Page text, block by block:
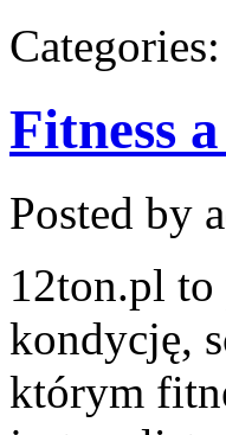
Categories:
Fitness
Posted by
12ton.pl to
kondycję,
którym